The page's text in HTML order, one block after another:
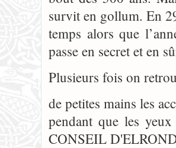
survit en gollum. En
temps alors que
passe en secret et en
Plusieurs fois on
de petites mains les
pendant que les
CONSEIL